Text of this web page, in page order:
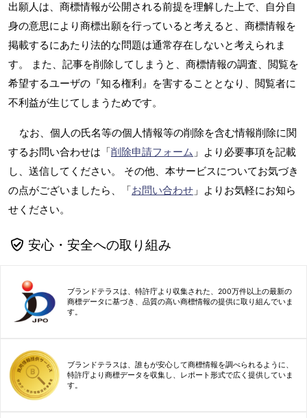
出願人は、商標情報が公開される前提を理解した上で、自分自
身の意思により商標出願を行っていると考えると、商標情報を
掲載するにあたり法的な問題は通常存在しないと考えられま
す。 また、記事を削除してしまうと、商標情報の調査、閲覧を
希望するユーザの『知る権利』を害することとなり、閲覧者に
不利益が生じてしまうためです。
なお、個人の氏名等の個人情報等の削除を含む情報削除に関
するお問い合わせは「削除申請フォーム 」より必要事項を記載
し、送信してください。 その他、本サービスについてお気づき
の点がございましたら、「お問い合わせ 」よりお気軽にお知ら
せください。
安心・安全への取り組み
ブランドテラスは、特許庁より収集された、200万件以上の最新の
商標データに基づき、品質の高い商標情報の提供に取り組んでいま
す。
ブランドテラスは、誰もが安心して商標情報を調べられるように、
特許庁より商標データを収集し、レポート形式で広く提供していま
す。